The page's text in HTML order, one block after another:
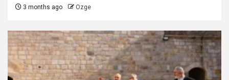
3 months ago Ozge